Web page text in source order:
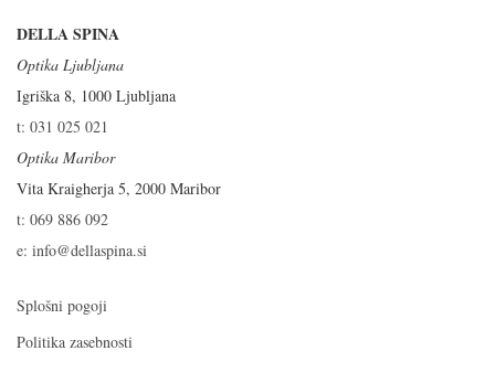
DELLA SPINA
Optika Ljubljana
Igriška 8, 1000 Ljubljana
t: 031 025 021
Optika Maribor
Vita Kraigherja 5, 2000 Maribor
t: 069 886 092
e: info@dellaspina.si
Splošni pogoji
Politika zasebnosti